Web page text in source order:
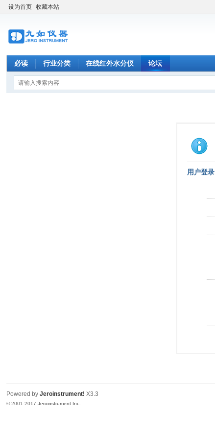
设为首页 收藏本站
必读 行业分类 在线红外水分仪 论坛
用户登录
Powered byJeroinstrument! X3.3
© 2001-2017Jeroinstrument Inc.